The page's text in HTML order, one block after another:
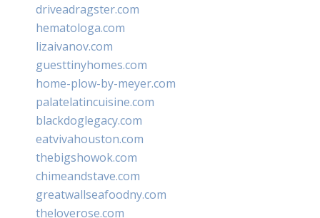
driveadragster.com
hematologa.com
lizaivanov.com
guesttinyhomes.com
home-plow-by-meyer.com
palatelatincuisine.com
blackdoglegacy.com
eatvivahouston.com
thebigshowok.com
chimeandstave.com
greatwallseafoodny.com
theloverose.com